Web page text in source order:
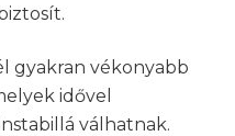
gyakran vékonyabb
idővel
válhatnak.